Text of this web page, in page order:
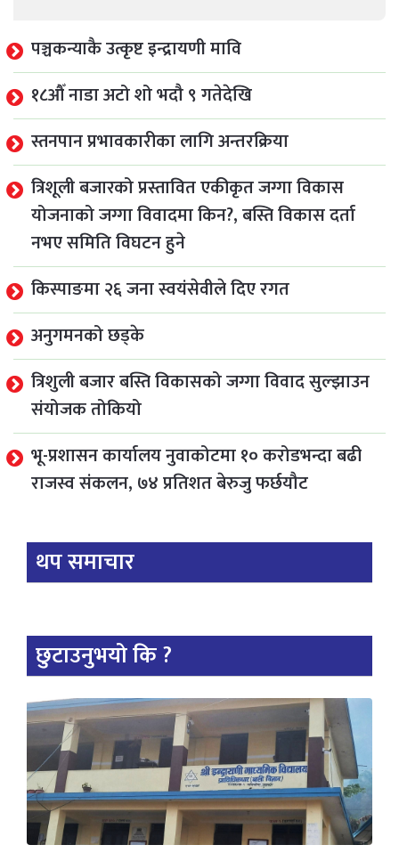
पञ्चकन्याकै उत्कृष्ट इन्द्रायणी मावि
१८औँ नाडा अटो शो भदौ ९ गतेदेखि
स्तनपान प्रभावकारीका लागि अन्तरक्रिया
त्रिशूली बजारको प्रस्तावित एकीकृत जग्गा विकास
योजनाको जग्गा विवादमा किन?, बस्ति विकास दर्ता
नभए समिति विघटन हुने
किस्पाङमा २६ जना स्वयंसेवीले दिए रगत
अनुगमनको छड्के
त्रिशुली बजार बस्ति विकासको जग्गा विवाद सुल्झाउन
संयोजक तोकियो
भू-प्रशासन कार्यालय नुवाकोटमा १० करोडभन्दा बढी
राजस्व संकलन, ७४ प्रतिशत बेरुजु फर्छयौट
थप समाचार
छुटाउनुभयो कि ?